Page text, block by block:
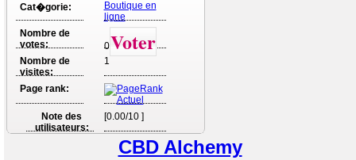
Cat�gorie:
Boutique en
ligne
Nombre de
votes:
0Voter
Nombre de
visites:
1
Page rank:
Note des
utilisateurs:
[0.00/10 ]
CBD Alchemy